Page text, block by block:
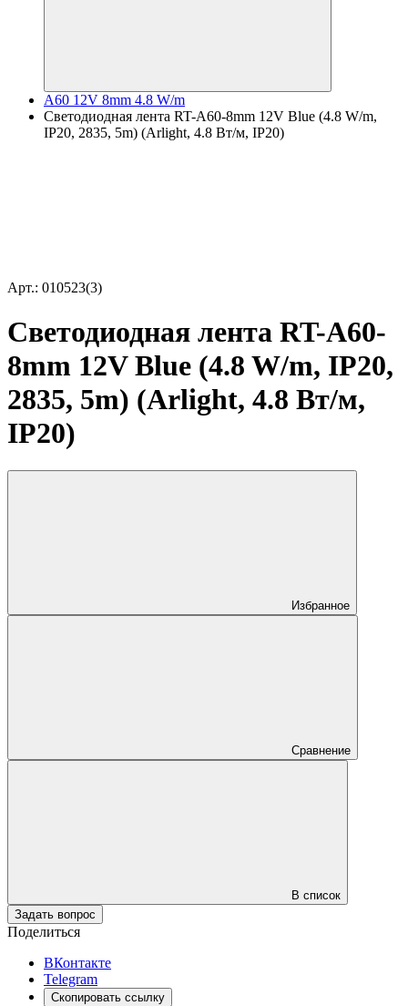
A60 12V 8mm 4.8 W/m
Светодиодная лента RT-A60-8mm 12V Blue (4.8 W/m,
IP20, 2835, 5m) (Arlight, 4.8 Вт/м, IP20)
Арт.: 010523(3)
Светодиодная лента RT-A60-
8mm 12V Blue (4.8 W/m, IP20,
2835, 5m) (Arlight, 4.8 Вт/м,
IP20)
Избранное
Сравнение
В список
Задать вопрос
Поделиться
ВКонтакте
Telegram
Скопировать ссылку